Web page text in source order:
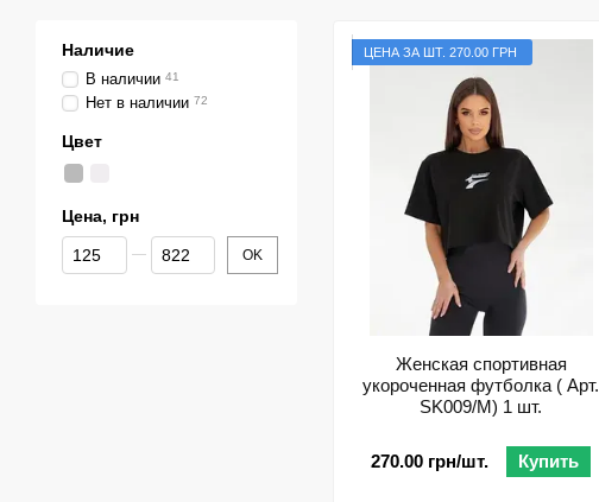
ЦЕНА ЗА ШТ. 270.00 ГРН
Женская спортивная
укороченная футболка ( Арт.
SK009/M) 1 шт.
270.00 грн/шт. Купить
Наличие
В наличии 41
Нет в наличии 72
Цвет
Цена, грн
От Цена, грн
До Цена, грн OK